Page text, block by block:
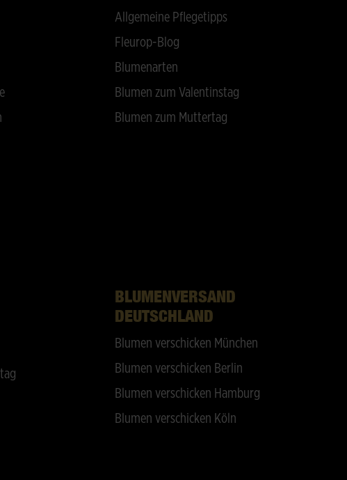
Allgemeine Pflegetipps
Fleurop-Blog
Blumenarten
Blumen zum Valentinstag
Blumen zum Muttertag
BLUMENVERSAND
DEUTSCHLAND
Blumen verschicken München
Blumen verschicken Berlin
Blumen verschicken Hamburg
Blumen verschicken Köln